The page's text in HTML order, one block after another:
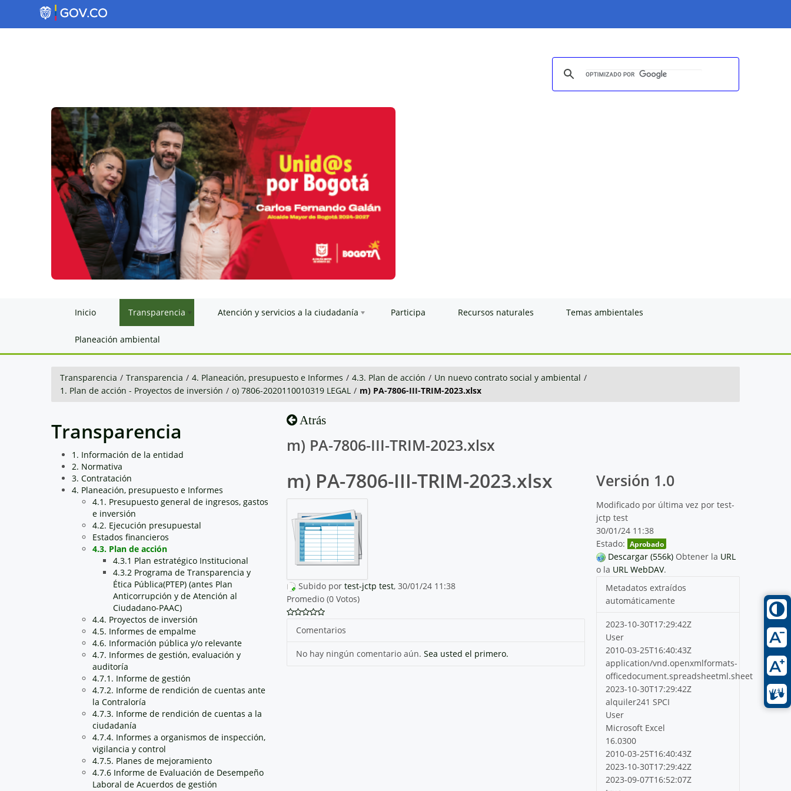
Inicio Transparencia Atención y servicios a la ciudadanía Participa Recursos naturales Temas ambientales
Planeación ambiental
Transparencia / Transparencia / 4. Planeación, presupuesto e Informes / 4.3. Plan de acción / Un nuevo contrato social y ambiental /
1. Plan de acción - Proyectos de inversión / o) 7806-2020110010319 LEGAL / m) PA-7806-III-TRIM-2023.xlsx
Transparencia
1. Información de la entidad
2. Normativa
3. Contratación
4. Planeación, presupuesto e Informes
4.1. Presupuesto general de ingresos, gastos
e inversión
4.2. Ejecución presupuestal
Estados financieros
4.3. Plan de acción
4.3.1 Plan estratégico Institucional
4.3.2 Programa de Transparencia y
Ética Pública(PTEP) (antes Plan
Anticorrupción y de Atención al
Ciudadano-PAAC)
4.4. Proyectos de inversión
4.5. Informes de empalme
4.6. Información pública y/o relevante
4.7. Informes de gestión, evaluación y
auditoría
4.7.1. Informe de gestión
4.7.2. Informe de rendición de cuentas ante
la Contraloría
4.7.3. Informe de rendición de cuentas a la
ciudadanía
4.7.4. Informes a organismos de inspección,
vigilancia y control
4.7.5. Planes de mejoramiento
4.7.6 Informe de Evaluación de Desempeño
Laboral de Acuerdos de gestión
Atrás
m) PA-7806-III-TRIM-2023.xlsx
m) PA-7806-III-TRIM-2023.xlsx
Subido por test-jctp test, 30/01/24 11:38
Promedio (0 Votos)
Comentarios
No hay ningún comentario aún. Sea usted el primero.
Versión 1.0
Modificado por última vez por test-
jctp test
30/01/24 11:38
Estado: Aprobado
Descargar (556k) Obtener la URL
o la URL WebDAV.
Metadatos extraídos
automáticamente
2023-10-30T17:29:42Z
User
2010-03-25T16:40:43Z
application/vnd.openxmlformats-
officedocument.spreadsheetml.sheet
2023-10-30T17:29:42Z
alquiler241 SPCI
User
Microsoft Excel
16.0300
2010-03-25T16:40:43Z
2023-10-30T17:29:42Z
2023-09-07T16:52:07Z